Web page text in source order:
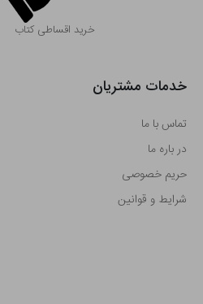
خرید اقساطی کتاب
خدمات مشتریان
تماس با ما
در باره ما
حریم خصوصی
شرایط و قوانین